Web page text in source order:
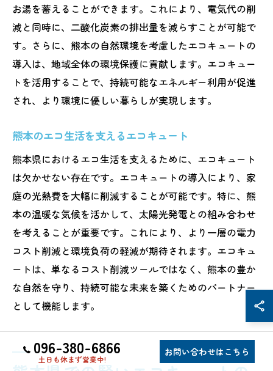
お湯を蓄えることができます。これにより、電気代の削
減と同時に、二酸化炭素の排出量を減らすことが可能で
す。さらに、熊本の自然環境を考慮したエコキュートの
導入は、地域全体の環境保護に貢献します。エコキュー
トを活用することで、持続可能なエネルギー利用が促進
され、より環境に優しい暮らしが実現します。
熊本のエコ生活を支えるエコキュート
熊本県におけるエコ生活を支えるために、エコキュート
は欠かせない存在です。エコキュートの導入により、家
庭の光熱費を大幅に削減することが可能です。特に、熊
本の温暖な気候を活かして、太陽光発電との組み合わせ
を考えることが重要です。これにより、より一層の電力
コスト削減と環境負荷の軽減が期待されます。エコキュ
ートは、単なるコスト削減ツールではなく、熊本の豊か
な自然を守り、持続可能な未来を築くためのパートナー
として機能します。
096-380-6866
土日も休まず営業中!
お問い合わせはこちら